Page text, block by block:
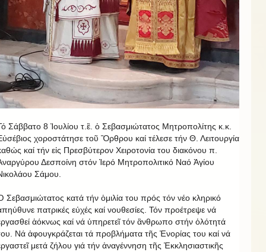
Σάββατο 8 Ἰουλίου τ.ἒ. ὁ Σεβασμιώτατος Μητροπολίτης κ.κ.
χοροστάτησε τοῦ Ὂρθρου καί τέλεσε τήν Θ. Λειτουργία
καί τήν εἰς Πρεσβύτερον Χειροτονία του διακόνου π.
Δεσποίνη στόν Ἱερό Μητροπολιτικό Ναό Ἁγίου
Σάμου.
Σεβασμιώτατος κατά τήν ὁμιλία του πρός τόν νέο κληρικό
πατρικές εὐχές καί νουθεσίες. Τόν προέτρεψε νά
ἁόκνως καί νά ὑπηρετεῖ τόν ἂνθρωπο στήν ὁλότητά
Νά ἀφουγκράζεται τά προβλήματα τῆς Ἐνορίας του καί νά
μετά ζήλου γιά τήν ἀναγέννηση τῆς Ἐκκλησιαστικῆς